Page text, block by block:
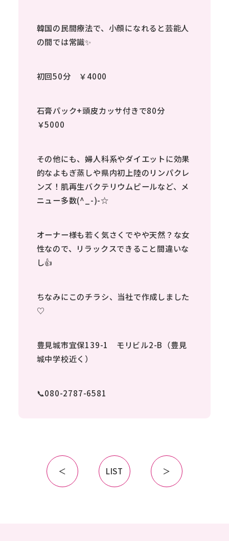
韓国の民間療法で、小顔になれると芸能人
の間では常識✨
初回50分 ￥4000
石膏パック+頭皮カッサ付きで80分
￥5000
その他にも、婦人科系やダイエットに効果
的なよもぎ蒸しや県内初上陸のリンパクレ
ンズ！肌再生バクテリウムピールなど、メ
ニュー多数(^_-)-☆
オーナー様も若く気さくでやや天然？な女
性なので、リラックスできること間違いな
し👍
ちなみにこのチラシ、当社で作成しました
♡
豊見城市宜保139-1 モリビル2-B（豊見
城中学校近く）
📞080-2787-6581
＜ LIST ＞